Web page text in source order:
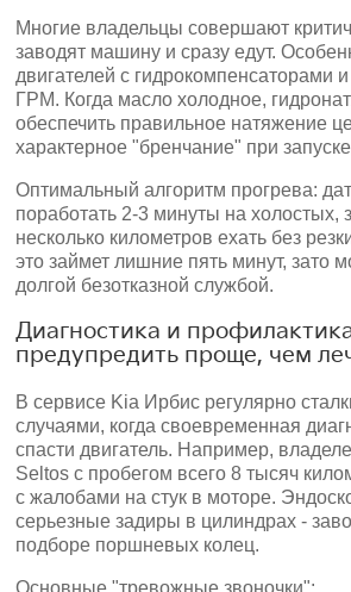
Многие владельцы совершают
заводят машину и сразу едут.
двигателей с гидрокомпенсаторами
ГРМ. Когда масло холодное,
обеспечить правильное натяжение
характерное "бренчание" при
Оптимальный алгоритм прогрева:
поработать 2-3 минуты на холостых,
несколько километров ехать без
это займет лишние пять минут, зато
долгой безотказной службой.
Диагностика и
предупредить проще, чем
В сервисе Kia Ирбис регулярно
случаями, когда своевременная
спасти двигатель. Например,
Seltos с пробегом всего 8 тысяч
с жалобами на стук в моторе.
серьезные задиры в цилиндрах -
подборе поршневых колец.